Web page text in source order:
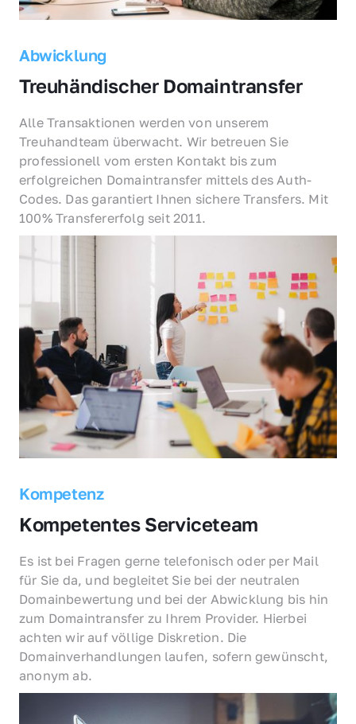
Abwicklung
Treuhändischer Domaintransfer
Alle Transaktionen werden von unserem
Treuhandteam überwacht. Wir betreuen Sie
professionell vom ersten Kontakt bis zum
erfolgreichen Domaintransfer mittels des Auth-
Codes. Das garantiert Ihnen sichere Transfers. Mit
100% Transfererfolg seit 2011.
Kompetenz
Kompetentes Serviceteam
Es ist bei Fragen gerne telefonisch oder per Mail
für Sie da, und begleitet Sie bei der neutralen
Domainbewertung und bei der Abwicklung bis hin
zum Domaintransfer zu Ihrem Provider. Hierbei
achten wir auf völlige Diskretion. Die
Domainverhandlungen laufen, sofern gewünscht,
anonym ab.